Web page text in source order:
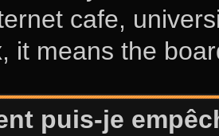
cafe,
it means the
puis-je